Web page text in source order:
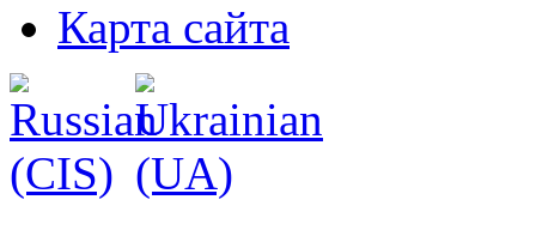
Карта сайта